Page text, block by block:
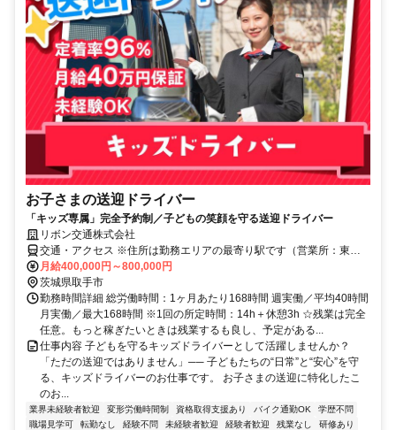
お子さまの送迎ドライバー
「キッズ専属」完全予約制／子どもの笑顔を守る送迎ドライバー
リボン交通株式会社
交通・アクセス ※住所は勤務エリアの最寄り駅です（営業所：東京
都江東区千石1-9-8）
月給400,000円～800,000円
茨城県取手市
勤務時間詳細 総労働時間：1ヶ月あたり168時間 週実働／平均40時間
月実働／最大168時間 ※1回の所定時間：14h＋休憩3h ☆残業は完全
任意。もっと稼ぎたいときは残業するも良し、予定がある...
仕事内容 子どもを守るキッズドライバーとして活躍しませんか？
「ただの送迎ではありません」── 子どもたちの“日常”と“安心”を守
る、キッズドライバーのお仕事です。 お子さまの送迎に特化したこ
のお...
業界未経験者歓迎 変形労働時間制 資格取得支援あり バイク通勤OK
学歴不問
職場見学可
転勤なし 経験不問 未経験者歓迎 経験者歓迎 残業なし
研修あり